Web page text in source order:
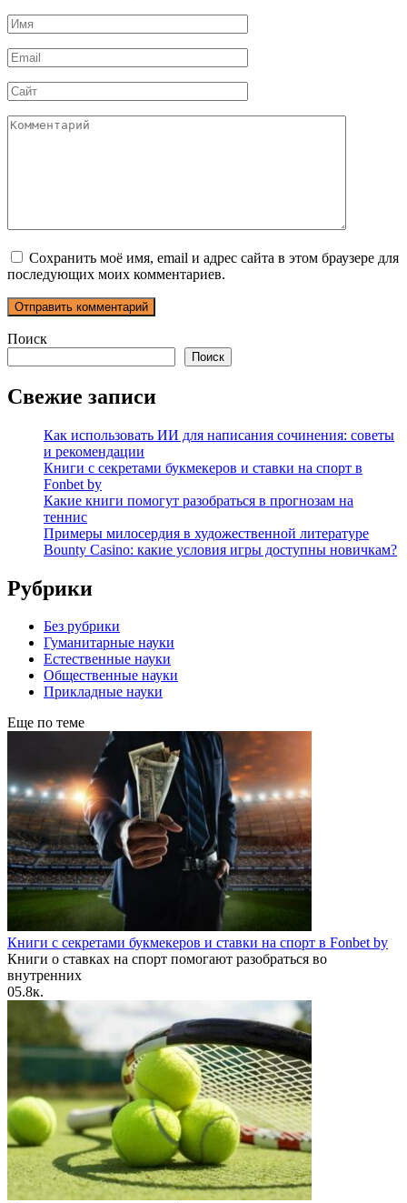
Имя
*
Email
*
Сайт
Комментарий
Сохранить моё имя, email и адрес сайта в этом браузере для
последующих моих комментариев.
Поиск
Поиск
Свежие записи
Как использовать ИИ для написания сочинения: советы
и рекомендации
Книги с секретами букмекеров и ставки на спорт в
Fonbet by
Какие книги помогут разобраться в прогнозам на
теннис
Примеры милосердия в художественной литературе
Bounty Casino: какие условия игры доступны новичкам?
Рубрики
Без рубрики
Гуманитарные науки
Естественные науки
Общественные науки
Прикладные науки
Еще по теме
Книги с секретами букмекеров и ставки на спорт в Fonbet by
Книги о ставках на спорт помогают разобраться во
внутренних
05.8к.